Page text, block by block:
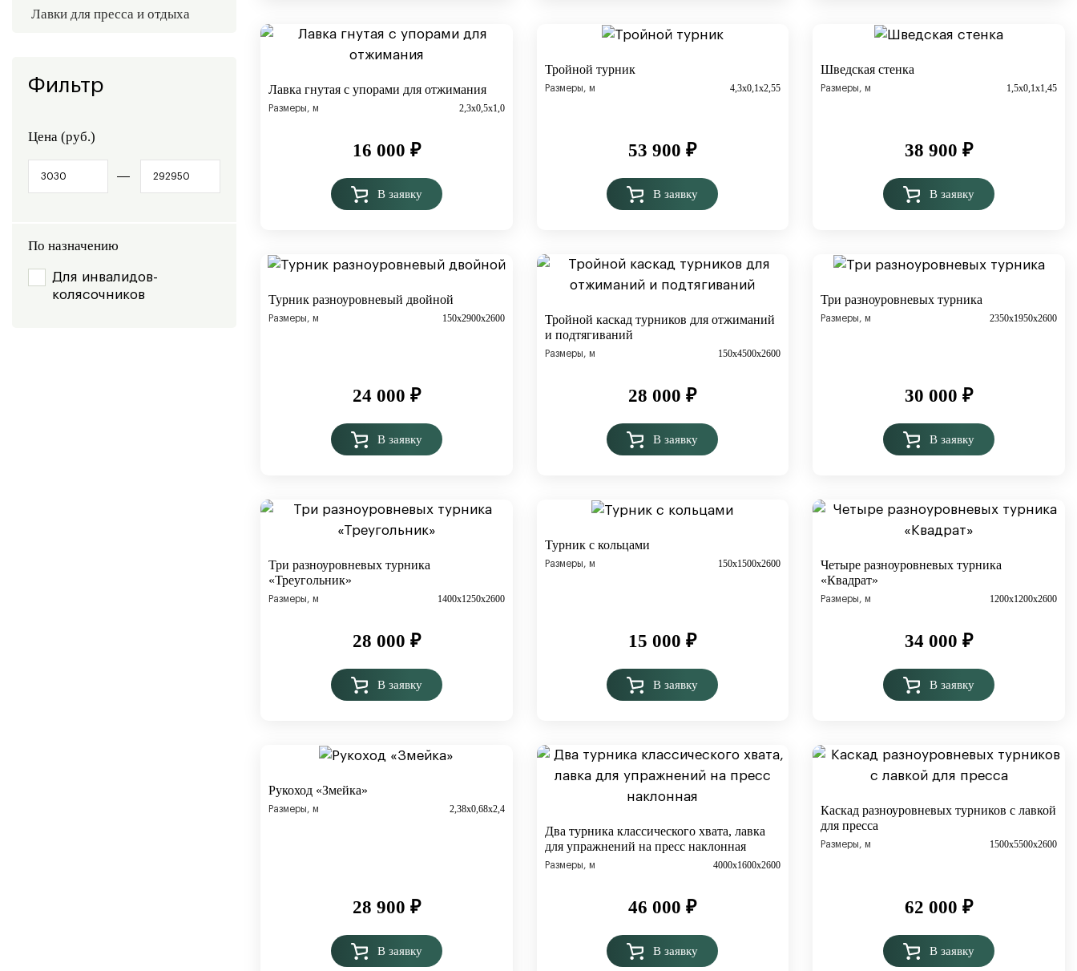
Лавки для пресса и отдыха
Фильтр
Цена (руб.)
По назначению
Для инвалидов-
колясочников
Лавка гнутая с упорами для отжимания
Размеры, м 2,3х0,5х1,0
16 000 ₽
В заявку
Тройной турник
Размеры, м 4,3х0,1х2,55
53 900 ₽
В заявку
Шведская стенка
Размеры, м 1,5х0,1х1,45
38 900 ₽
В заявку
Турник разноуровневый двойной
Размеры, м 150х2900х2600
24 000 ₽
В заявку
Тройной каскад турников для отжиманий
и подтягиваний
Размеры, м 150х4500х2600
28 000 ₽
В заявку
Три разноуровневых турника
Размеры, м 2350x1950х2600
30 000 ₽
В заявку
Три разноуровневых турника
«Треугольник»
Размеры, м 1400х1250х2600
28 000 ₽
В заявку
Турник с кольцами
Размеры, м 150х1500х2600
15 000 ₽
В заявку
Четыре разноуровневых турника
«Квадрат»
Размеры, м 1200х1200х2600
34 000 ₽
В заявку
Рукоход «Змейка»
Размеры, м 2,38х0,68х2,4
28 900 ₽
В заявку
Два турника классического хвата, лавка
для упражнений на пресс наклонная
Размеры, м 4000x1600х2600
46 000 ₽
В заявку
Каскад разноуровневых турников с лавкой
для пресса
Размеры, м 1500х5500х2600
62 000 ₽
В заявку